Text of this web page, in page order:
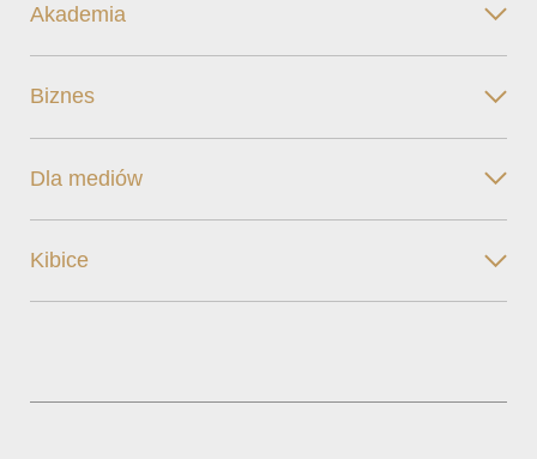
Akademia
Biznes
Dla mediów
Kibice